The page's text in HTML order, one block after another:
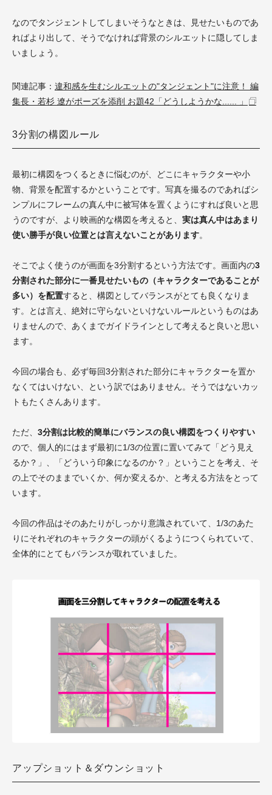
なのでタンジェントしてしまいそうなときは、見せたいものであ
ればより出して、そうでなければ背景のシルエットに隠してしま
いましょう。
関連記事： 違和感を生むシルエットの"タンジェント"に注意！ 編
集長・若杉 遼がポーズを添削 お題42「どうしようかな...... 」
3分割の構図ルール
最初に構図をつくるときに悩むのが、どこにキャラクターや小
物、背景を配置するかということです。写真を撮るのであればシ
ンプルにフレームの真ん中に被写体を置くようにすれば良いと思
うのですが、より映画的な構図を考えると、 実は真ん中はあまり
使い勝手が良い位置とは言えないことがあります。
そこでよく使うのが画面を3分割するという方法です。画面内の3
分割された部分に一番見せたいもの（キャラクターであることが
多い）を配置すると、構図としてバランスがとても良くなりま
す。とは言え、絶対に守らないといけないルールというものはあ
りませんので、あくまでガイドラインとして考えると良いと思い
ます。
今回の場合も、必ず毎回3分割された部分にキャラクターを置か
なくてはいけない、という訳ではありません。そうではないカッ
トもたくさんあります。
ただ、 3分割は比較的簡単にバランスの良い構図をつくりやすい
ので、個人的にはまず最初に1/3の位置に置いてみて「どう見え
るか？」、「どういう印象になるのか？」ということを考え、そ
の上でそのままでいくか、何か変えるか、と考える方法をとって
います。
今回の作品はそのあたりがしっかり意識されていて、1/3のあた
りにそれぞれのキャラクターの頭がくるようにつくられていて、
全体的にとてもバランスが取れていました。
アップショット＆ダウンショット